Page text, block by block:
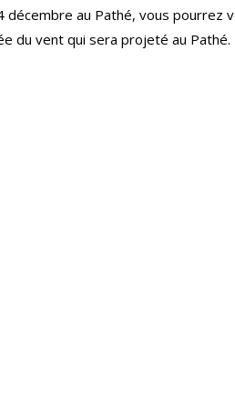
décembre au Pathé, vous pourrez
du vent qui sera projeté au Pathé.